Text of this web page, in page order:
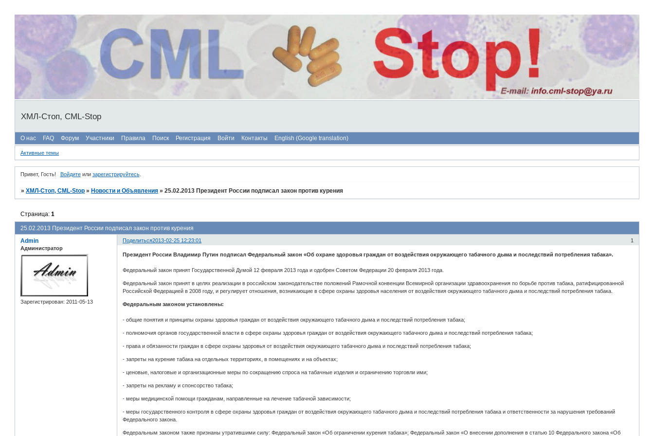
ХМЛ-Стоп, CML-Stop
О нас FAQ Форум Участники Правила Поиск Регистрация Войти Контакты English (Google translation)
Активные темы
Привет, Гость! Войдитеили зарегистрируйтесь.
»ХМЛ-Стоп, CML-Stop »Новости и Объявления »25.02.2013 Президент России подписал закон против курения
25.02.2013 Президент России подписал закон против курения
Страница:1
Поделиться 1
2013-02-25 12:23:01
Admin
Администратор
Зарегистрирован: 2011-05-13
Президент России Владимир Путин подписал Федеральный закон «Об охране здоровья граждан от воздействия окружающего табачного дыма и последствий потребления табака».
Федеральный закон принят Государственной Думой 12 февраля 2013 года и одобрен Советом Федерации 20 февраля 2013 года.
Федеральный закон принят в целях реализации в российском законодательстве положений Рамочной конвенции Всемирной организации здравоохранения по борьбе против табака, ратифицированной
Российской Федерацией в 2008 году, и регулирует отношения, возникающие в сфере охраны здоровья населения от воздействия окружающего табачного дыма и последствий потребления табака.
Федеральным законом установлены:
- общие понятия и принципы охраны здоровья граждан от воздействия окружающего табачного дыма и последствий потребления табака;
- полномочия органов государственной власти в сфере охраны здоровья граждан от воздействия окружающего табачного дыма и последствий потребления табака;
- права и обязанности граждан в сфере охраны здоровья от воздействия окружающего табачного дыма и последствий потребления табака;
- запреты на курение табака на отдельных территориях, в помещениях и на объектах;
- ценовые, налоговые и организационные меры по сокращению спроса на табачные изделия и ограничению торговли ими;
- запреты на рекламу и спонсорство табака;
- меры медицинской помощи гражданам, направленные на лечение табачной зависимости;
- меры государственного контроля в сфере охраны здоровья граждан от воздействия окружающего табачного дыма и последствий потребления табака и ответственности за нарушения требований
Федерального закона.
Федеральным законом также признаны утратившими силу: Федеральный закон «Об ограничении курения табака»; Федеральный закон «О внесении дополнения в статью 10 Федерального закона «Об